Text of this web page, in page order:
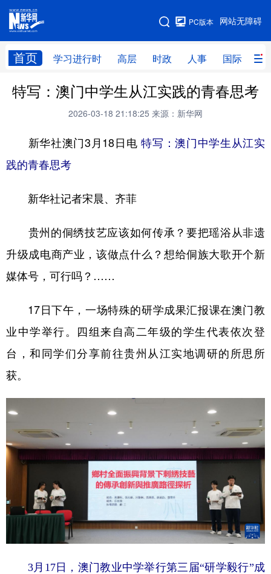
网站无障碍
PC版本
首页 学习进行时 高层 时政 人事 国际 财
网站地图
学习进行时 高层 时政 人事
财经 网评
台湾 思客智库 全球连线 教育
科技
文化 书画
地方频道
天津 河北
辽宁 江苏
浙江 安徽 福建 江西
山东 河南 湖北 湖南
广东 广西 海南 重庆
特写：澳门中学生从江实践的青春思考
2026-03-18 21:18:25 来源：新华网
新华社澳门3月18日电特写：澳门中学生从江实
践的青春思考
新华社记者宋晨、齐菲
贵州的侗绣技艺应该如何传承？要把瑶浴从非遗
升级成电商产业，该做点什么？想给侗族大歌开个新
媒体号，可行吗？……
17日下午，一场特殊的研学成果汇报课在澳门教
业中学举行。四组来自高二年级的学生代表依次登
台，和同学们分享前往贵州从江实地调研的所思所
获。
3月17日，澳门教业中学举行第三届“研学毅行”成